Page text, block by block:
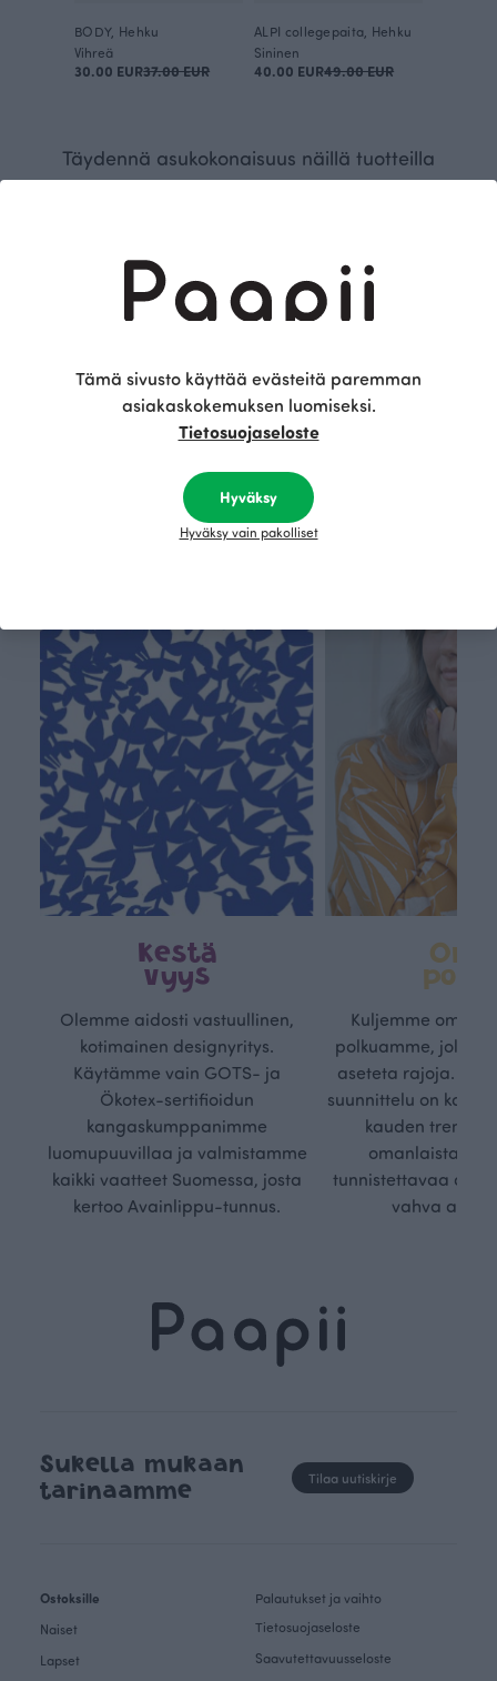
BODY, Hehku
Vihreä
30.00 EUR37.00 EUR
ALPI collegepaita, Hehku
Sininen
40.00 EUR49.00 EUR
Täydennä asukokonaisuus näillä tuotteilla
32.00 EUR
Kestä
vyys
Olemme aidosti vastuullinen,
kotimainen designyritys.
Käytämme vain GOTS- ja
Ökotex-sertifioidun
kangaskumppanimme
luomupuuvillaa ja valmistamme
kaikki vaatteet Suomessa, josta
kertoo Avainlippu-tunnus.
Oma
Kuljemme omaa,
polkuamme, jolla
aseteta rajoja.
suunnittelu on
kauden
omanlaista,
tunnistettavaa
vahva
Sukella mukaan
tarinaamme
Tilaa uutiskirje
Ostoksille
Naiset
Lapset
Palautukset ja vaihto
Tietosuojaseloste
Saavutettavuusseloste
Tämä sivusto käyttää evästeitä paremman
asiakaskokemuksen luomiseksi.
Tietosuojaseloste
Hyväksy
Hyväksy vain pakolliset